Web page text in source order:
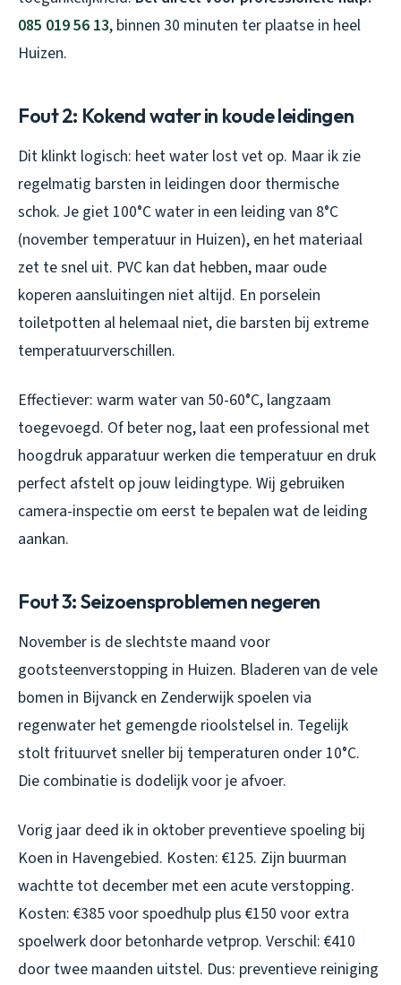
085 019 56 13, binnen 30 minuten ter plaatse in heel
Huizen.
Fout 2: Kokend water in koude leidingen
Dit klinkt logisch: heet water lost vet op. Maar ik zie
regelmatig barsten in leidingen door thermische
schok. Je giet 100°C water in een leiding van 8°C
(november temperatuur in Huizen), en het materiaal
zet te snel uit. PVC kan dat hebben, maar oude
koperen aansluitingen niet altijd. En porselein
toiletpotten al helemaal niet, die barsten bij extreme
temperatuurverschillen.
Effectiever: warm water van 50-60°C, langzaam
toegevoegd. Of beter nog, laat een professional met
hoogdruk apparatuur werken die temperatuur en druk
perfect afstelt op jouw leidingtype. Wij gebruiken
camera-inspectie om eerst te bepalen wat de leiding
aankan.
Fout 3: Seizoensproblemen negeren
November is de slechtste maand voor
gootsteenverstopping in Huizen. Bladeren van de vele
bomen in Bijvanck en Zenderwijk spoelen via
regenwater het gemengde rioolstelsel in. Tegelijk
stolt frituurvet sneller bij temperaturen onder 10°C.
Die combinatie is dodelijk voor je afvoer.
Vorig jaar deed ik in oktober preventieve spoeling bij
Koen in Havengebied. Kosten: €125. Zijn buurman
wachtte tot december met een acute verstopping.
Kosten: €385 voor spoedhulp plus €150 voor extra
spoelwerk door betonharde vetprop. Verschil: €410
door twee maanden uitstel. Dus: preventieve reiniging